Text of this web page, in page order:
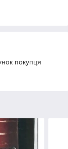
покупця